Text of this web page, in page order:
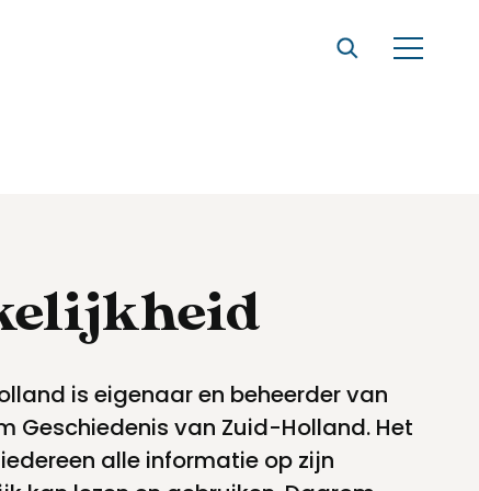
is eigenaar en beheerder van
Geschiedenis van Zuid-Holland. Het
alle informatie op zijn